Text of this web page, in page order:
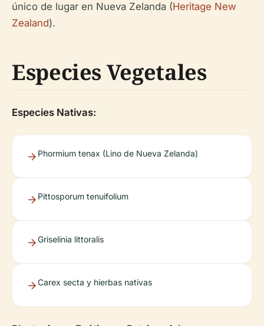
único de lugar en Nueva Zelanda (Heritage New
Zealand).
Especies Vegetales
Especies Nativas:
Phormium tenax (Lino de Nueva Zelanda)
Pittosporum tenuifolium
Griselinia littoralis
Carex secta y hierbas nativas